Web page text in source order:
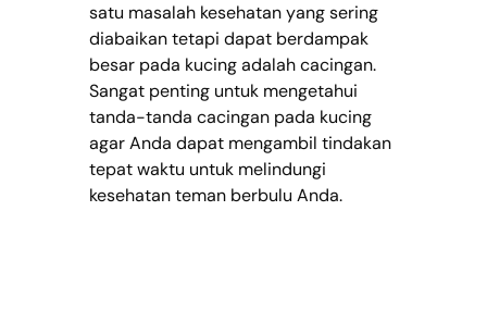
satu masalah kesehatan yang sering
diabaikan tetapi dapat berdampak
besar pada kucing adalah cacingan.
Sangat penting untuk mengetahui
tanda-tanda cacingan pada kucing
agar Anda dapat mengambil tindakan
tepat waktu untuk melindungi
kesehatan teman berbulu Anda.